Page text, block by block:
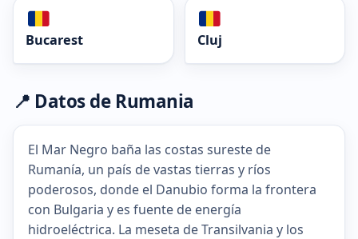
Bucarest Cluj
📍 Datos de Rumania
El Mar Negro baña las costas sureste de
Rumanía, un país de vastas tierras y ríos
poderosos, donde el Danubio forma la frontera
con Bulgaria y es fuente de energía
hidroeléctrica. La meseta de Transilvania y los